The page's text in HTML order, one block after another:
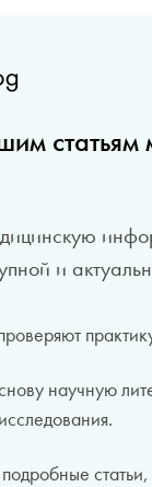
и
научную